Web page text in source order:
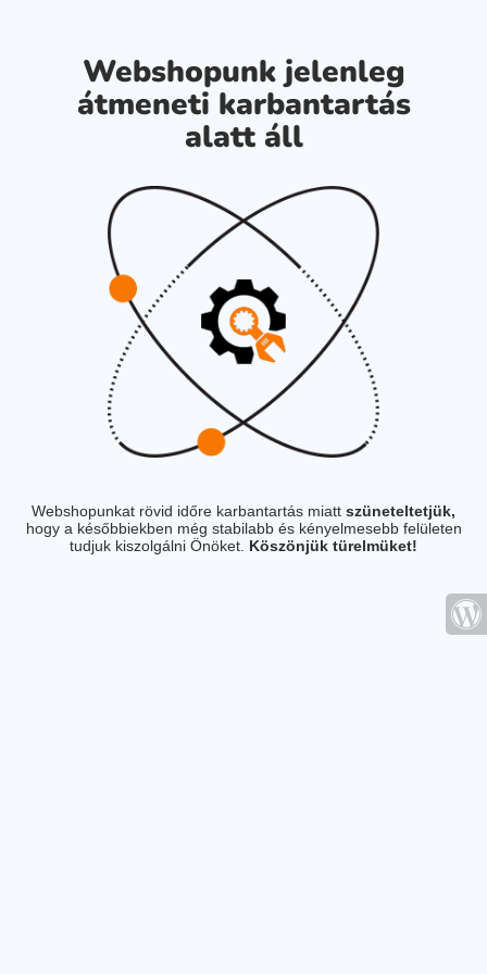
Webshopunk jelenleg
átmeneti karbantartás
alatt áll
Webshopunkat rövid időre karbantartás miatt szüneteltetjük,
hogy a későbbiekben még stabilabb és kényelmesebb felületen
tudjuk kiszolgálni Önöket. Köszönjük türelmüket!